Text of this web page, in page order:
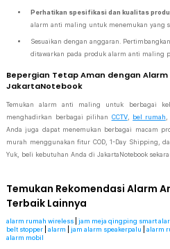
Perhatikan spesifikasi dan kualitas
alarm anti maling untuk menemukan yang
Sesuaikan dengan anggaran.
ditawarkan pada produk alarm anti maling
Bepergian Tetap Aman dengan
JakartaNotebook
Temukan alarm anti maling untuk berbagai
menghadirkan berbagai pilihan CCTV, bel rumah
Anda juga dapat menemukan berbagai macam
murah menggunakan fitur COD, 1-Day Shipping,
Yuk, beli kebutuhan Anda di JakartaNotebook
Temukan Rekomendasi Alarm
Terbaik Lainnya
alarm rumah wireless jam meja qingping smart
belt stopper
alarm jam alarm speakerpalu alarm
alarm mobil